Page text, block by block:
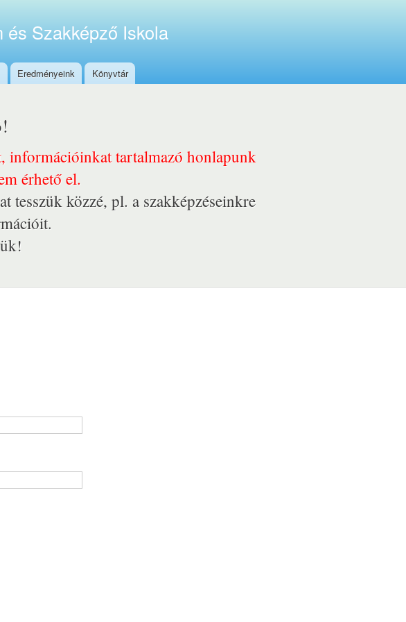
és Szakképző Iskola
Eredményeink Könyvtár
információinkat tartalmazó honlapunk
érhető el.
tesszük közzé, pl. a szakképzéseinkre